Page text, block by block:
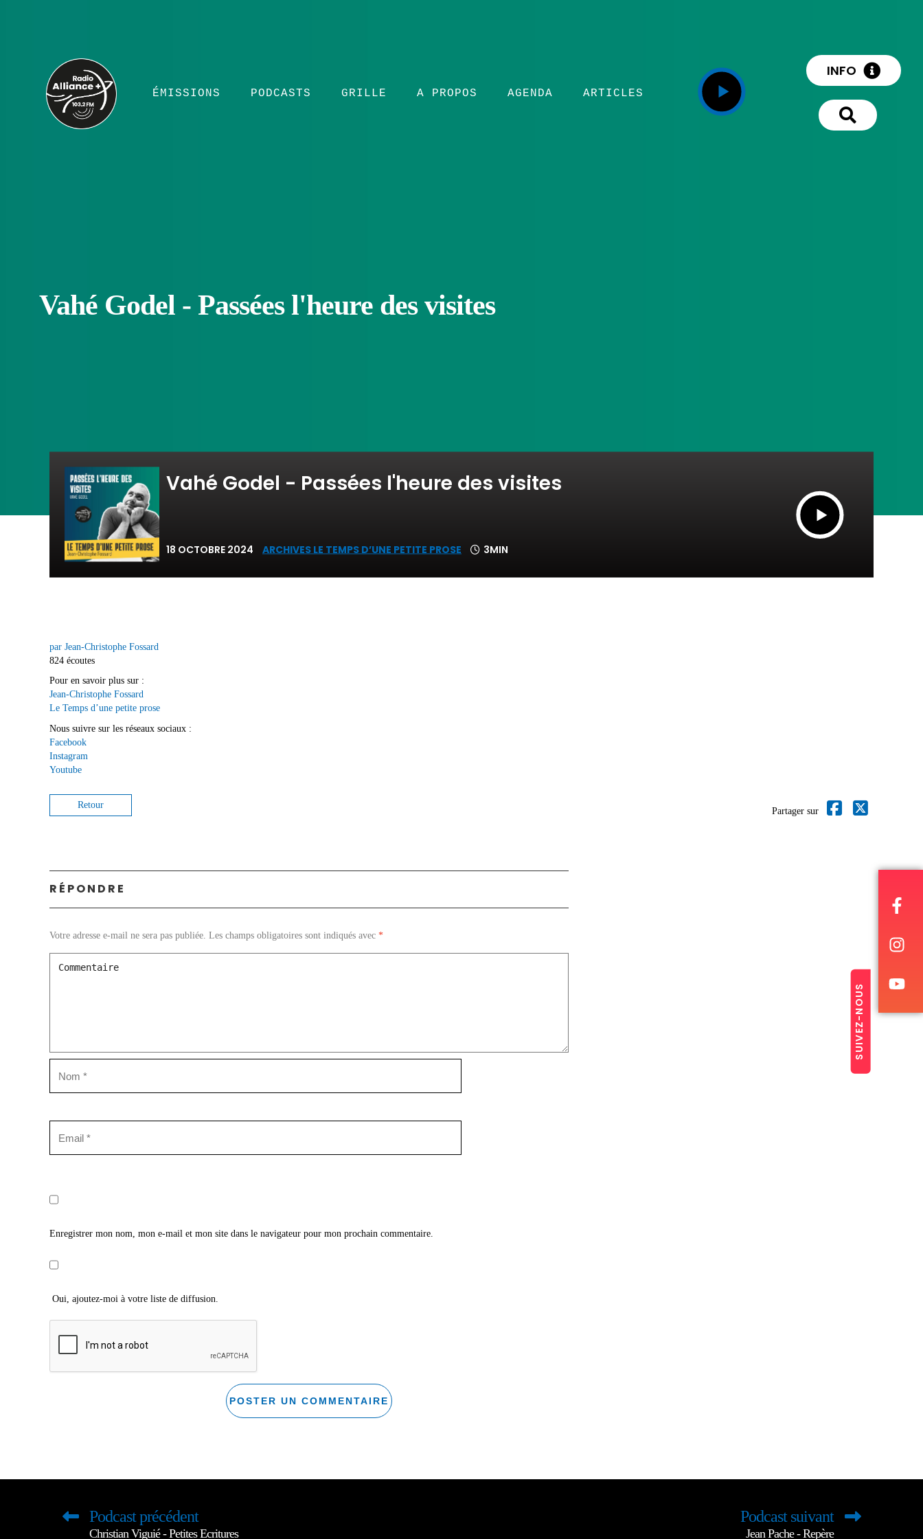
ÉMISSIONS PODCASTS GRILLE A PROPOS AGENDA ARTICLES
INFO
SUIVEZ-NOUS
Vahé Godel - Passées l'heure des visites
Vahé Godel - Passées l'heure des visites
18 OCTOBRE 2024 ARCHIVES LE TEMPS D’UNE PETITE PROSE 3MIN
par Jean-Christophe Fossard
824 écoutes
Pour en savoir plus sur :
Jean-Christophe Fossard
Le Temps d’une petite prose
Nous suivre sur les réseaux sociaux :
Facebook
Instagram
Youtube
Retour
Partager sur
RÉPONDRE
Votre adresse e-mail ne sera pas publiée. Les champs obligatoires sont indiqués avec *
Enregistrer mon nom, mon e-mail et mon site dans le navigateur pour mon prochain commentaire.
Oui, ajoutez-moi à votre liste de diffusion.
Podcast précédent
Christian Viguié - Petites Ecritures
Podcast suivant
Jean Pache - Repère